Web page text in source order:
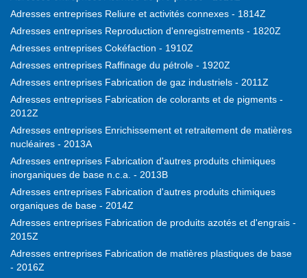
Adresses entreprises Reliure et activités connexes - 1814Z
Adresses entreprises Reproduction d'enregistrements - 1820Z
Adresses entreprises Cokéfaction - 1910Z
Adresses entreprises Raffinage du pétrole - 1920Z
Adresses entreprises Fabrication de gaz industriels - 2011Z
Adresses entreprises Fabrication de colorants et de pigments -
2012Z
Adresses entreprises Enrichissement et retraitement de matières
nucléaires - 2013A
Adresses entreprises Fabrication d'autres produits chimiques
inorganiques de base n.c.a. - 2013B
Adresses entreprises Fabrication d'autres produits chimiques
organiques de base - 2014Z
Adresses entreprises Fabrication de produits azotés et d'engrais -
2015Z
Adresses entreprises Fabrication de matières plastiques de base
- 2016Z